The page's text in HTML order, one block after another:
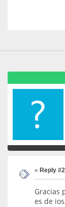
« Reply
Gracias
es de